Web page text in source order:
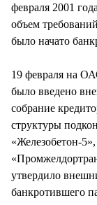
февраля 2001
объем
было начато
19 февраля на
было введено
собрание
структуры
«Железобетон-
утвердило
банкротившего